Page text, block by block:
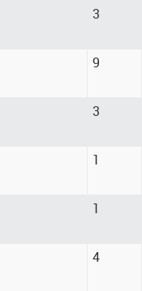
3
9
3
1
1
4